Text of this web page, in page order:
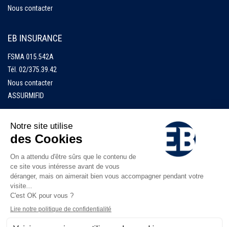
Nous contacter
EB INSURANCE
FSMA 015.542A
Tél. 02/375.39.42
Nous contacter
ASSURMIFID
Accueil
EB Finance
EB Insurance
Documents
Jobs
Numéros d'urgence